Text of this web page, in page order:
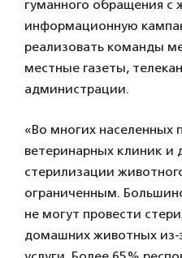
гуманного обращения с
информационную
реализовать команды
местные газеты,
администрации.
«Во многих населенных
ветеринарных клиник и
стерилизации
ограниченным.
не могут провести
домашних животных из-